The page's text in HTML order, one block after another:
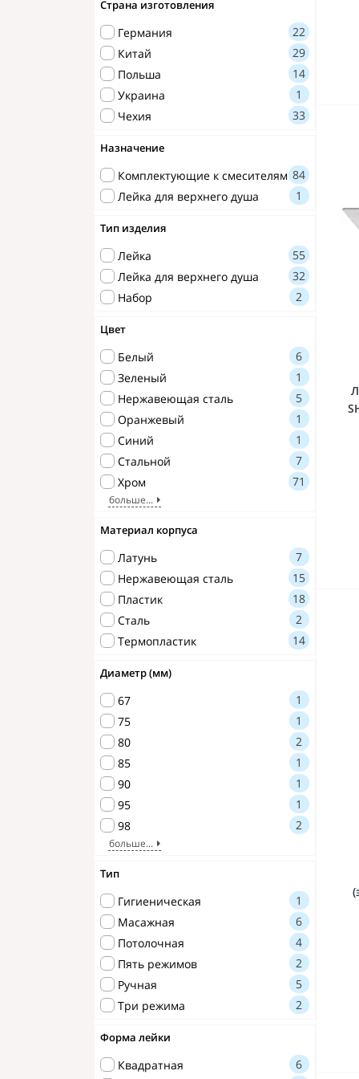
Шторки для ванны
Дезинфекторы
Наборы аксессуаров
Страна изготовления
Германия
22
Китай
29
Польша
14
Украина
1
Чехия
33
Назначение
Комплектующие к смесителям 84
Лейка для верхнего душа
1
Тип изделия
Лейка
55
Лейка для верхнего душа
32
Набор
2
Цвет
Белый
6
Зеленый
1
Нержавеющая сталь
5
Оранжевый
1
Синий
1
Стальной
7
Хром
71
больше...
Материал корпуса
Латунь
7
Нержавеющая сталь
15
Пластик
18
Сталь
2
Термопластик
14
Диаметр (мм)
67
1
75
1
80
2
85
1
90
1
95
1
98
2
больше...
Тип
Гигиеническая
1
Масажная
6
Потолочная
4
Пять режимов
2
Ручная
5
Три режима
2
Форма лейки
Квадратная
6